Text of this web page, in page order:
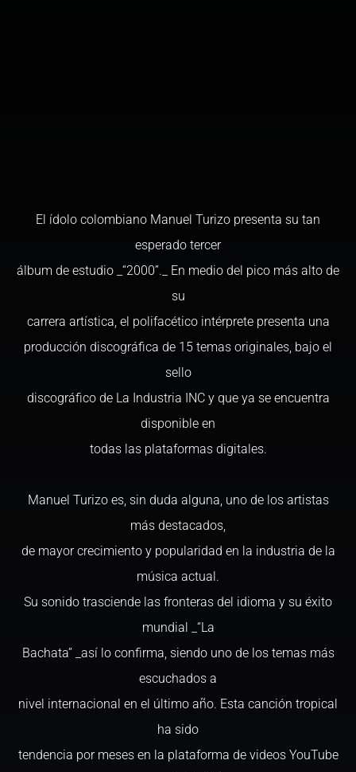
El ídolo colombiano Manuel Turizo presenta su tan
esperado tercer
álbum de estudio _“2000”._ En medio del pico más alto de
su
carrera artística, el polifacético intérprete presenta una
producción discográfica de 15 temas originales, bajo el
sello
discográfico de La Industria INC y que ya se encuentra
disponible en
todas las plataformas digitales.
Manuel Turizo es, sin duda alguna, uno de los artistas
más destacados,
de mayor crecimiento y popularidad en la industria de la
música actual.
Su sonido trasciende las fronteras del idioma y su éxito
mundial _“La
Bachata” _así lo confirma, siendo uno de los temas más
escuchados a
nivel internacional en el último año. Esta canción tropical
ha sido
tendencia por meses en la plataforma de videos YouTube